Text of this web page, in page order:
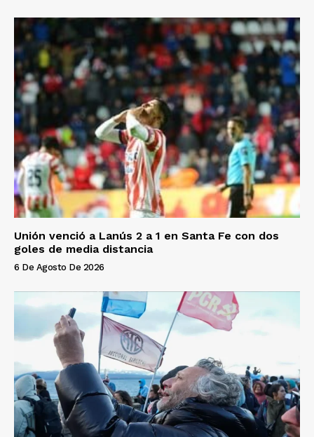
Unión venció a Lanús 2 a 1 en Santa Fe con dos
goles de media distancia
6 De Agosto De 2026